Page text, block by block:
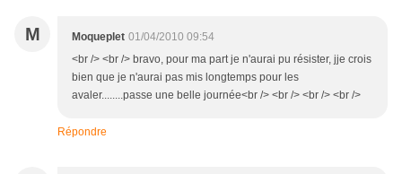
M Moqueplet 01/04/2010 09:54
<br /> <br /> bravo, pour ma part je n'aurai pu résister, jje crois
bien que je n'aurai pas mis longtemps pour les
avaler........passe une belle journée<br /> <br /> <br /> <br />
Répondre